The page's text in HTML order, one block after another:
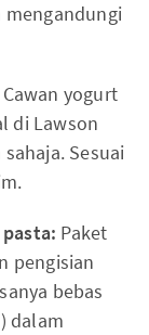
mengandungi
Cawan yogurt
di Lawson
Sesuai
Paket
pengisian
bebas
dalam